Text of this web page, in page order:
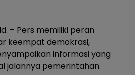
– Pers memiliki peran
keempat demokrasi,
informasi yang
jalannya pemerintahan.